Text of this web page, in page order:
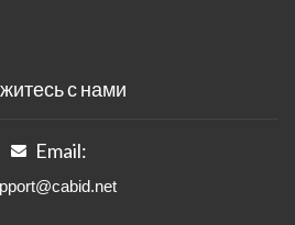
с нами
Email: